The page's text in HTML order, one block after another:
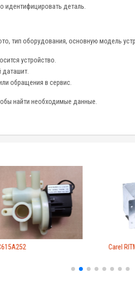
идентифицировать деталь.
тип оборудования, основную модель
устройство.
даташит.
обращения в сервис.
найти необходимые данные.
Carel